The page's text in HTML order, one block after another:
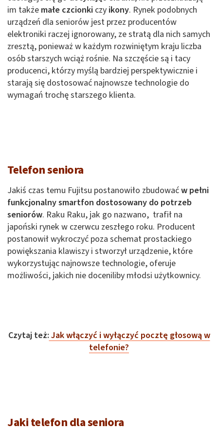
im także małe czcionki czy ikony. Rynek podobnych
urządzeń dla seniorów jest przez producentów
elektroniki raczej ignorowany, ze stratą dla nich samych
zresztą, ponieważ w każdym rozwiniętym kraju liczba
osób starszych wciąż rośnie. Na szczęście są i tacy
producenci, którzy myślą bardziej perspektywicznie i
starają się dostosować najnowsze technologie do
wymagań trochę starszego klienta.
Telefon seniora
Jakiś czas temu Fujitsu postanowiło zbudowaćw pełni
funkcjonalny smartfon dostosowany do potrzeb
seniorów. Raku Raku, jak go nazwano, trafił na
japoński rynek w czerwcu zeszłego roku. Producent
postanowił wykroczyć poza schemat prostackiego
powiększania klawiszy i stworzył urządzenie, które
wykorzystując najnowsze technologie, oferuje
możliwości, jakich nie doceniliby młodsi użytkownicy.
Czytaj też:Jak włączyć i wyłączyć pocztę głosową w
telefonie?
Jaki telefon dla seniora